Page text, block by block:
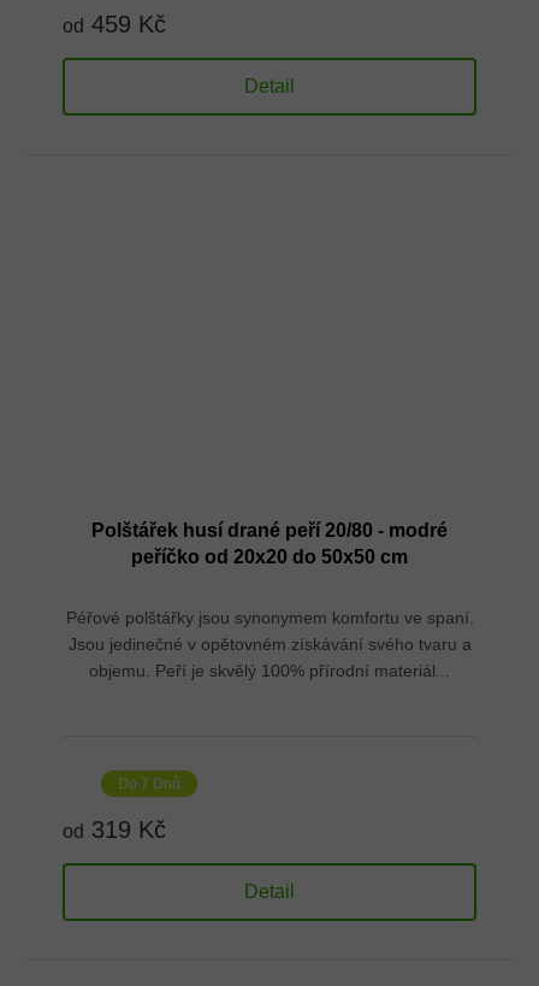
od 459 Kč
Detail
Polštářek husí drané peří 20/80 - modré
peříčko od 20x20 do 50x50 cm
Péřové polštářky jsou synonymem komfortu ve spaní.
Jsou jedinečné v opětovném získávání svého tvaru a
objemu. Peří je skvělý 100% přírodní materiál...
Do 7 Dnů
od 319 Kč
Detail